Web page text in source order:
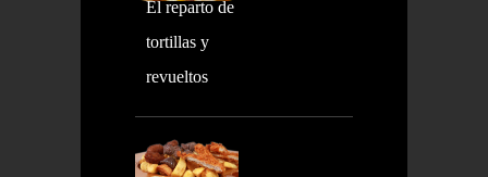
El reparto de
tortillas y
revueltos